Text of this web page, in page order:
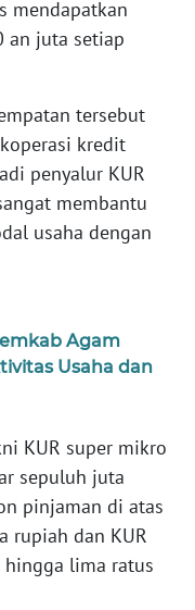
mendapatkan
an juta setiap
tersebut
kredit
penyalur KUR
membantu
usaha dengan
Agam
Usaha dan
KUR super mikro
sepuluh juta
pinjaman di atas
rupiah dan KUR
lima ratus